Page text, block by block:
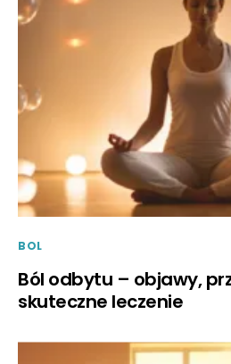
BOL
Ból odbytu – objawy,
skuteczne leczenie